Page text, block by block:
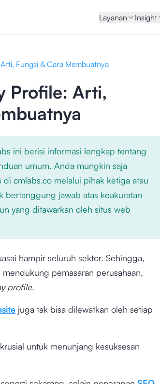
Layanan Insight
Fungsi & Cara Membuatnya
Profile: Arti,
ini berisi informasi lengkap tentang
umum. Anda mungkin saja
di cmlabs.co melalui pihak ketiga atau
bertanggung jawab atas keakuratan
yang ditawarkan oleh situs web
hampir seluruh sektor. Sehingga,
pemasaran perusahaan,
profile.
juga tak bisa dilewatkan oleh setiap
untuk menunjang kesuksesan